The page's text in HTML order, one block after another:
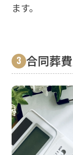
ます。
合同葬